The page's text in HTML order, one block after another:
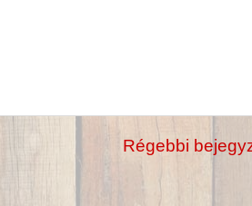
Régebbi